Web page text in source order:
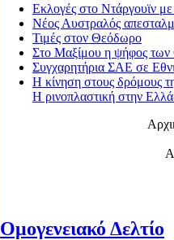
Εκλογές στο Ντάργουϊν με
Nέος Αυστραλός
Τιμές στον Θεόδωρο
Στο Μαξίμου η ψήφος
Συγχαρητήρια ΣΑΕ σε
Η κίνηση στους δρόμους
Η ρινοπλαστική στην
Ομογενειακό Δελτίο